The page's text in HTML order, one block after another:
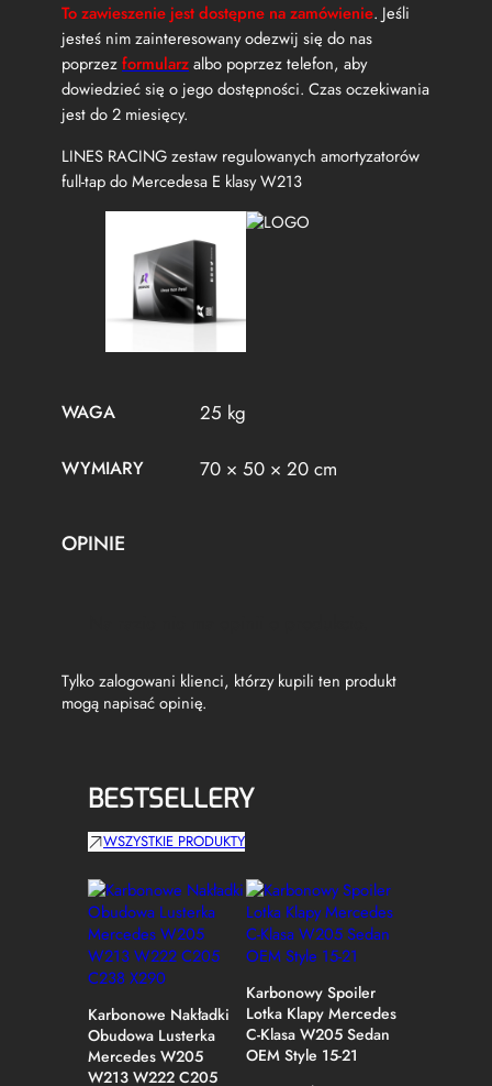
To zawieszenie jest dostępne na zamówienie. Jeśli
jesteś nim zainteresowany odezwij się do nas
poprzezformularzalbo poprzez telefon, aby
dowiedzieć się o jego dostępności. Czas oczekiwania
jest do 2 miesięcy.
LINES RACING zestaw regulowanych amortyzatorów
full-tap do Mercedesa E klasy W213
WAGA 25 kg
WYMIARY 70 × 50 × 20 cm
OPINIE
Tylko zalogowani klienci, którzy kupili ten produkt
mogą napisać opinię.
BESTSELLERY
WSZYSTKIE PRODUKTY
Karbonowe Nakładki
Obudowa Lusterka
Mercedes W205
W213 W222 C205
Karbonowy Spoiler
Lotka Klapy Mercedes
C-Klasa W205 Sedan
OEM Style 15-21